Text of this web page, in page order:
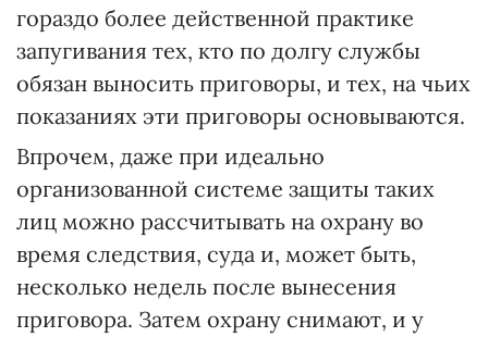
гораздо более действенной практике
запугивания тех, кто по долгу службы
обязан выносить приговоры, и тех, на чьих
показаниях эти приговоры основываются.
Впрочем, даже при идеально
организованной системе защиты таких
лиц можно рассчитывать на охрану во
время следствия, суда и, может быть,
несколько недель после вынесения
приговора. Затем охрану снимают, и у